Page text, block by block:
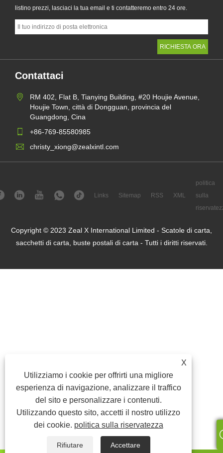
X
Utilizziamo i cookie per offrirti una migliore
esperienza di navigazione, analizzare il traffico
del sito e personalizzare i contenuti.
Utilizzando questo sito, accetti il ​​nostro utilizzo
dei cookie. politica sulla riservatezza
Rifiutare Accettare
listino prezzi, lasciaci la tua email e ti contatteremo entro 24 ore.
Contattaci
RM 402, Flat B, Tianying Building, #20 Houjie Avenue,
Houjie Town, città di Dongguan, provincia del
Guangdong, Cina
+86-769-85580985
christy_xiong@zealxintl.com
Links Sitemap RSS XML
politica
sulla
Copyright © 2023 Zeal X International Limited - Scatole di carta,
sacchetti di carta, buste postali di carta - Tutti i diritti riservati.